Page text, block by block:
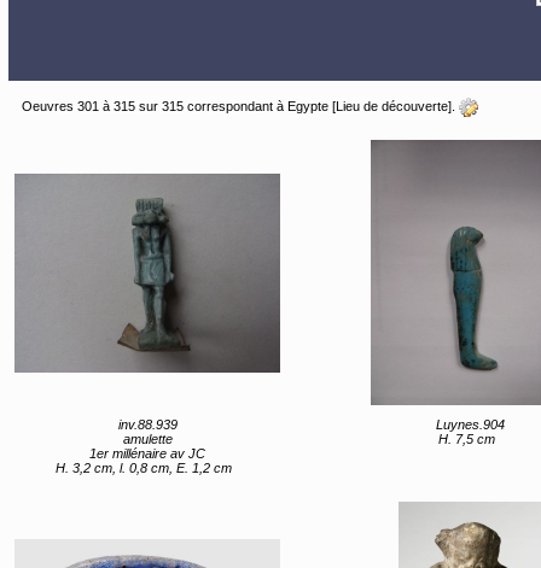
Oeuvres 301 à 315 sur 315 correspondant à Egypte [Lieu de découverte].
inv.88.939
amulette
1er millénaire av JC
H. 3,2 cm, l. 0,8 cm, E. 1,2 cm
Luynes.904
H. 7,5 cm